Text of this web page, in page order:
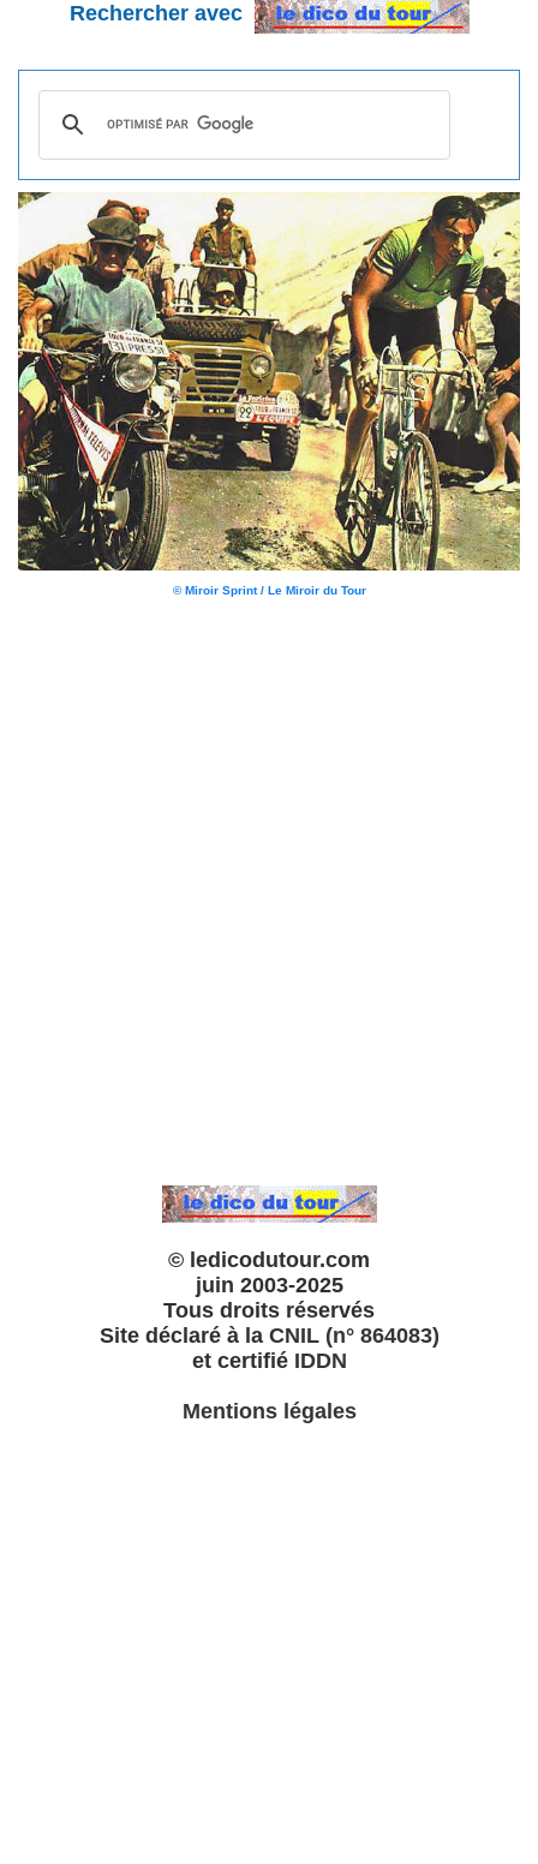
Rechercher avec
© Miroir Sprint / Le Miroir du Tour
© ledicodutour.com
juin 2003-2025
Tous droits réservés
Site déclaré à la CNIL (n° 864083)
et certifié IDDN
Mentions légales